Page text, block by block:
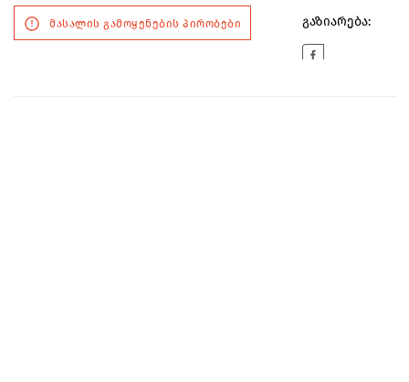
მასალის გამოყენების პირობები გაზიარება: